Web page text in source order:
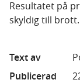
Resultatet på
skyldig till brott.
Text av
Publicerad